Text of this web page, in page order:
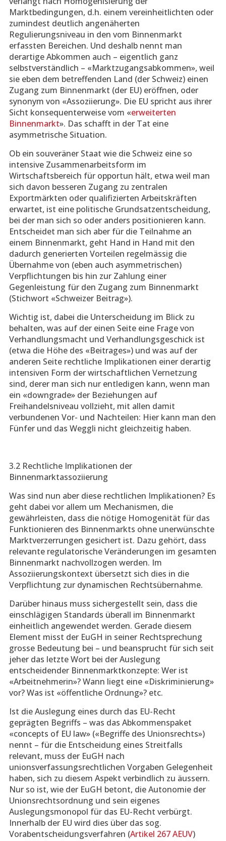
Marktbedingungen, d.h. einem vereinheitlichten oder
zumindest deutlich angenäherten
Regulierungsniveau in den vom Binnenmarkt
erfassten Bereichen. Und deshalb nennt man
derartige Abkommen auch – eigentlich ganz
selbstverständlich – «Marktzugangsabkommen», weil
sie eben dem betreffenden Land (der Schweiz) einen
Zugang zum Binnenmarkt (der EU) eröffnen, oder
synonym von «Assoziierung». Die EU spricht aus ihrer
Sicht konsequenterweise vom «erweiterten
Binnenmarkt». Das schafft in der Tat eine
asymmetrische Situation.
Ob ein souveräner Staat wie die Schweiz eine so
intensive Zusammenarbeitsform im
Wirtschaftsbereich für opportun hält, etwa weil man
sich davon besseren Zugang zu zentralen
Exportmärkten oder qualifizierten Arbeitskräften
erwartet, ist eine politische Grundsatzentscheidung,
bei der man sich so oder anders positionieren kann.
Entscheidet man sich aber für die Teilnahme an
einem Binnenmarkt, geht Hand in Hand mit den
dadurch generierten Vorteilen regelmässig die
Übernahme von (eben auch asymmetrischen)
Verpflichtungen bis hin zur Zahlung einer
Gegenleistung für den Zugang zum Binnenmarkt
(Stichwort «Schweizer Beitrag»).
Wichtig ist, dabei die Unterscheidung im Blick zu
behalten, was auf der einen Seite eine Frage von
Verhandlungsmacht und Verhandlungsgeschick ist
(etwa die Höhe des «Beitrages») und was auf der
anderen Seite rechtliche Implikationen einer derartig
intensiven Form der wirtschaftlichen Vernetzung
sind, derer man sich nur entledigen kann, wenn man
ein «downgrade» der Beziehungen auf
Freihandelsniveau vollzieht, mit allen damit
verbundenen Vor- und Nachteilen: Hier kann man den
Fünfer und das Weggli nicht gleichzeitig haben.
3.2 Rechtliche Implikationen der
Binnenmarktassoziierung
Was sind nun aber diese rechtlichen Implikationen? Es
geht dabei vor allem um Mechanismen, die
gewährleisten, dass die nötige Homogenität für das
Funktionieren des Binnenmarkts ohne unerwünschte
Marktverzerrungen gesichert ist. Dazu gehört, dass
relevante regulatorische Veränderungen im gesamten
Binnenmarkt nachvollzogen werden. Im
Assoziierungskontext übersetzt sich dies in die
Verpflichtung zur dynamischen Rechtsübernahme.
Darüber hinaus muss sichergestellt sein, dass die
einschlägigen Standards überall im Binnenmarkt
einheitlich angewendet werden. Gerade diesem
Element misst der EuGH in seiner Rechtsprechung
grosse Bedeutung bei – und beansprucht für sich seit
jeher das letzte Wort bei der Auslegung
entscheidender Binnenmarktkonzepte: Wer ist
«Arbeitnehmerin»? Wann liegt eine «Diskriminierung»
vor? Was ist «öffentliche Ordnung»? etc.
Ist die Auslegung eines durch das EU-Recht
geprägten Begriffs – was das Abkommenspaket
«concepts of EU law» («Begriffe des Unionsrechts»)
nennt – für die Entscheidung eines Streitfalls
relevant, muss der EuGH nach
unionsverfassungsrechtlichen Vorgaben Gelegenheit
haben, sich zu diesem Aspekt verbindlich zu äussern.
Nur so ist, wie der EuGH betont, die Autonomie der
Unionsrechtsordnung und sein eigenes
Auslegungsmonopol für das EU-Recht verbürgt.
Innerhalb der EU wird dies über das sog.
Vorabentscheidungsverfahren (Artikel 267 AEUV)